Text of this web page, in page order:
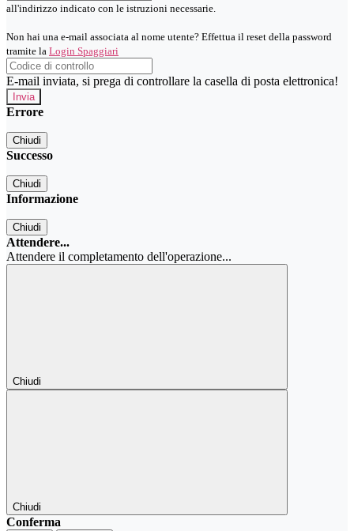
all'indirizzo indicato con le istruzioni necessarie.
Non hai una e-mail associata al nome utente? Effettua il reset della password
tramite la Login Spaggiari
E-mail inviata, si prega di controllare la casella di posta elettronica!
Errore
Chiudi
Successo
Chiudi
Informazione
Chiudi
Attendere...
Attendere il completamento dell'operazione...
Chiudi
Chiudi
Conferma